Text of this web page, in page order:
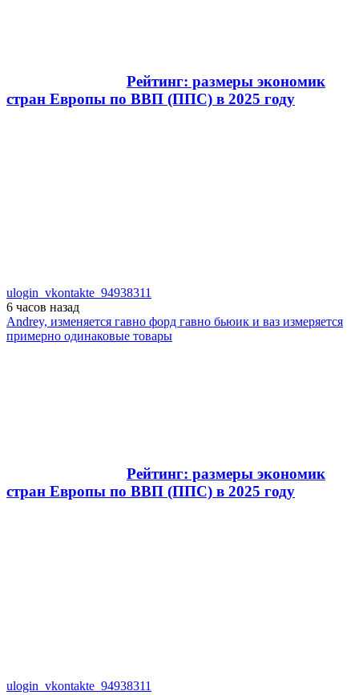
Рейтинг: размеры экономик
стран Европы по ВВП (ППС) в 2025 году
ulogin_vkontakte_94938311
6 часов назад
Andrey, изменяется гавно форд гавно бьюик и ваз измеряется
примерно одинаковые товары
Рейтинг: размеры экономик
стран Европы по ВВП (ППС) в 2025 году
ulogin_vkontakte_94938311